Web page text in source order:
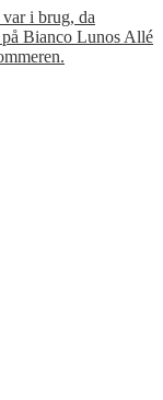
i brug, da
Bianco Lunos Allé